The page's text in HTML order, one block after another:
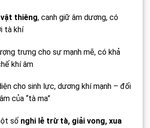
thiêng, canh giữ âm dương, có
tà khí
trưng cho sự mạnh mẽ, có khả
khí âm
cho sinh lực, dương khí mạnh – đối
của “tà ma”
số nghi lễ trừ tà, giải vong, xua